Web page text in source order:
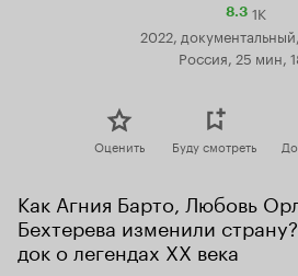
8.3Рейтинг
1K
2022,
Россия, 25 мин,
Оценить Буду смотреть
Как Агния Барто, Любовь
Бехтерева изменили
док о легендах XX века